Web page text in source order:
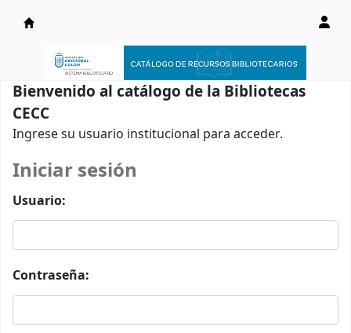
Catálogo en línea
Bienvenido al catálogo de la Bibliotecas
CECC
Ingrese su usuario institucional para acceder.
Iniciar sesión
Usuario:
Contraseña: